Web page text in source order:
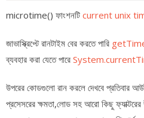
microtime() ফাংশনটি current unix
জাভাস্ক্রিপ্টে রানটাইম বের করতে পারি
ব্যবহার করা যেতে পারে
উপরের কোডগুলো রান করলে দেখবে প্রতিবার
প্রসেসরের ক্ষমতা,লোড সহ আরো কিছু